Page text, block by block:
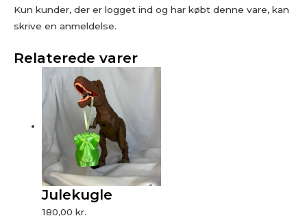
Kun kunder, der er logget ind og har købt denne vare, kan
skrive en anmeldelse.
Relaterede varer
Julekugle
180,00kr.